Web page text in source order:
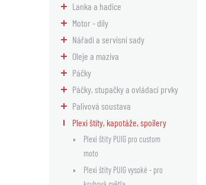
Lanka a hadice
Motor - díly
Nářadí a servisní sady
Oleje a maziva
Páčky
Páčky, stupačky a ovládací prvky
Palivová soustava
Plexi štíty, kapotáže, spoilery
Plexi štíty PUIG pro custom
moto
Plexi štíty PUIG vysoké - pro